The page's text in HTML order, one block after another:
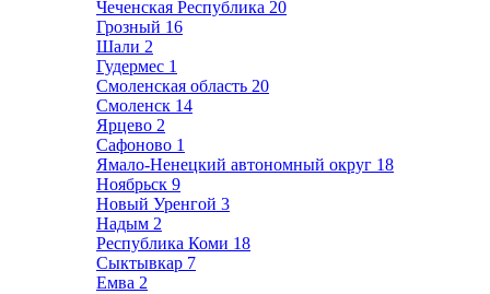
Чеченская Республика 20
Грозный 16
Шали 2
Гудермес 1
Смоленская область 20
Смоленск 14
Ярцево 2
Сафоново 1
Ямало-Ненецкий автономный округ 18
Ноябрьск 9
Новый Уренгой 3
Надым 2
Республика Коми 18
Сыктывкар 7
Емва 2